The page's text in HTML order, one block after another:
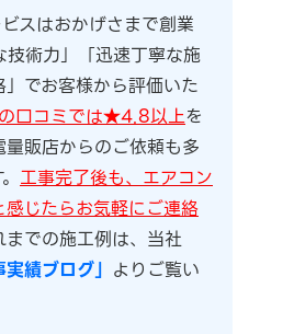
スはおかげさまで創業
技術力」「迅速丁寧な施
でお客様から評価いた
口コミでは★4.8以上を
販店からのご依頼も多
工事完了後も、エアコン
じたらお気軽にご連絡
までの施工例は、当社
績ブログ」 よりご覧い